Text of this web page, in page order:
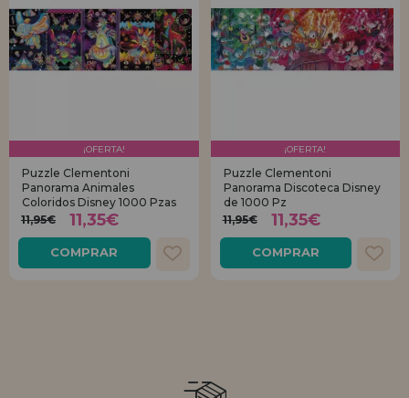
¡OFERTA!
Puzzle Clementoni
Panorama Animales
Coloridos Disney 1000 Pzas
11,95€
11,35€
COMPRAR
¡OFERTA!
Puzzle Clementoni
Panorama Discoteca Disney
de 1000 Pz
11,95€
11,35€
COMPRAR